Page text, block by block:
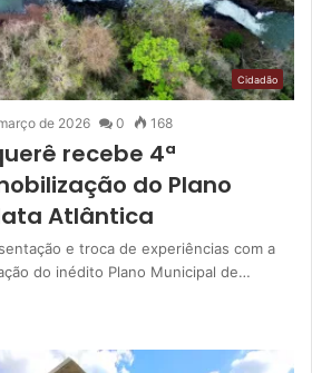
Cidadão
de 2026 0 168
recebe 4ª
do Plano
Atlântica
e troca de experiências com a
do inédito Plano Municipal de…